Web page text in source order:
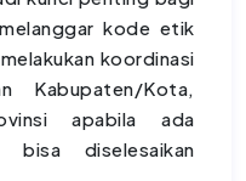
kode etik
koordinasi
Kabupaten/Kota,
apabila ada
bisa diselesaikan